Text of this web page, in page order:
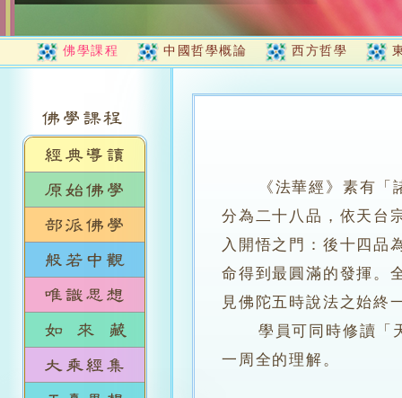
佛學課程 中國哲學概論 西方哲學
《法華經》素有
分為二十八品，依天台
入開悟之門：後十四品
命得到最圓滿的發揮。
見佛陀五時說法之始終
學員可同時修讀「天
一周全的理解。